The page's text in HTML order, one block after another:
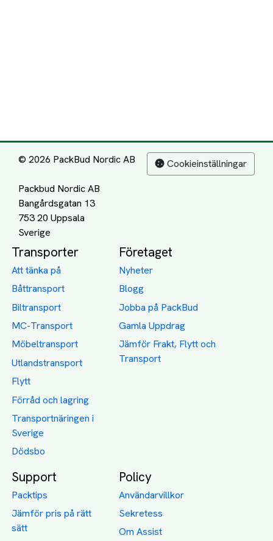
© 2026 PackBud Nordic AB
Packbud Nordic AB
Bangårdsgatan 13
753 20 Uppsala
Cookieinställningar
Transporter
Att tänka på
Båttransport
Biltransport
MC-Transport
Möbeltransport
Utlandstransport
Flytt
Förråd och lagring
Transportnäringen i
Sverige
Dödsbo
Företaget
Nyheter
Blogg
Jobba på PackBud
Gamla Uppdrag
Jämför Frakt, Flytt och
Transport
Support
Packtips
Jämför pris på rätt
sätt
Policy
Användarvillkor
Sekretess
Om Assist